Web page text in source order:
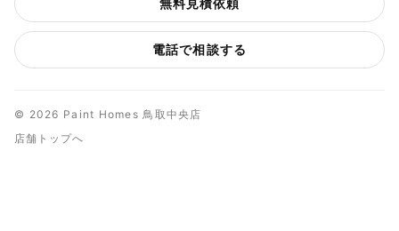
無料見積依頼
電話で相談する
© 2026 Paint Homes 鳥取中央店
店舗トップへ